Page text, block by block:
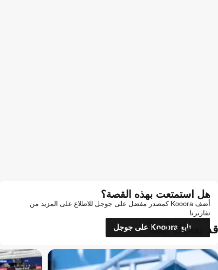
هل استمتعت بهذه القصة؟
أضف Kooora كمصدر مفضل على جوجل للاطلاع على المزيد من
تقاريرنا
تابع Kooora على جوجل
قد يعجبك أيضاً